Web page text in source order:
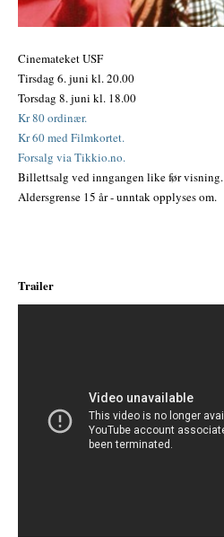
Cinemateket USF
Tirsdag 6. juni kl. 20.00
Torsdag 8. juni kl. 18.00
Kr 80 ordinær.
Kr 60 med Filmkortet.
Forsalg via Tikkio.no.
Billettsalg ved inngangen like før visning.
Aldersgrense 15 år - unntak opplyses om.
Trailer